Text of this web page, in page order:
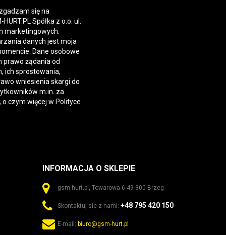
się na
Spółka z o.o. ul.
marketingowych.
danych jest moja
Dane osobowe
prawo żądania od
ich sprostowania,
wniesienia skargi do
m.in. za
czym więcej w Polityce
INFORMACJA O SKLEPIE
gsm-hurt.pl, Towarowa 6 49-300 Brzeg
Skontaktuj sie z nami: +48 795 420 150
E-mail: biuro@gsm-hurt.pl